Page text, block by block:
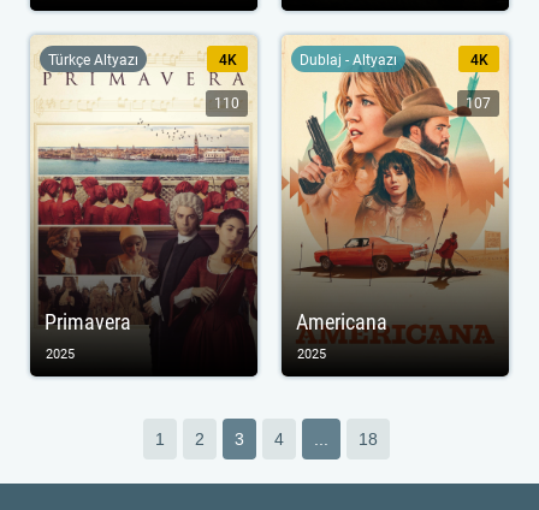
Primavera
Türkçe Altyazı 4K
110
2025
Americana
Dublaj - Altyazı 4K
107
2025
1 2 3 4 18